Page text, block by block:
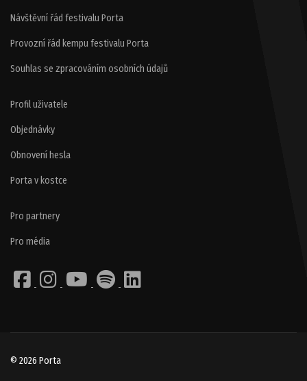
Návštěvní řád festivalu Porta
Provozní řád kempu festivalu Porta
Souhlas se zpracováním osobních údajů
Profil uživatele
Objednávky
Obnovení hesla
Porta v kostce
Pro partnery
Pro média
© 2026 Porta